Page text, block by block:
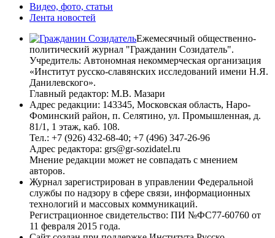
Видео, фото, статьи
Лента новостей
Ежемесячный общественно-
политический журнал "Гражданин Созидатель".
Учредитель: Автономная некоммерческая организация
«Институт русско-славянских исследований имени Н.Я.
Данилевского».
Главный редактор: М.В. Мазари
Адрес редакции: 143345, Московская область, Наро-
Фоминский район, п. Селятино, ул. Промышленная, д.
81/1, 1 этаж, каб. 108.
Тел.: +7 (926) 432-68-40; +7 (496) 347-26-96
Адрес редактора: grs@gr-sozidatel.ru
Мнение редакции может не совпадать с мнением
авторов.
Журнал зарегистрирован в управлении Федеральной
службы по надзору в сфере связи, информационных
технологий и массовых коммуникаций.
Регистрационное свидетельство: ПИ №ФС77-60760 от
11 февраля 2015 года.